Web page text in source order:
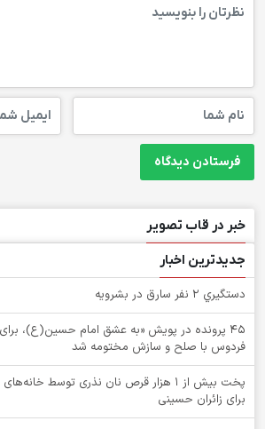
خبر در قاب تصویر
جدیدترین اخبار
دستگيري 2 نفر سارق در بشرويه
۴۵ پرونده در پویش «به عشق امام حسین(ع)،
فردوس با صلح و سازش مختومه شد
پخت بیش از 1 هزار قرص نان نذری توسط
برای زائران حسینی